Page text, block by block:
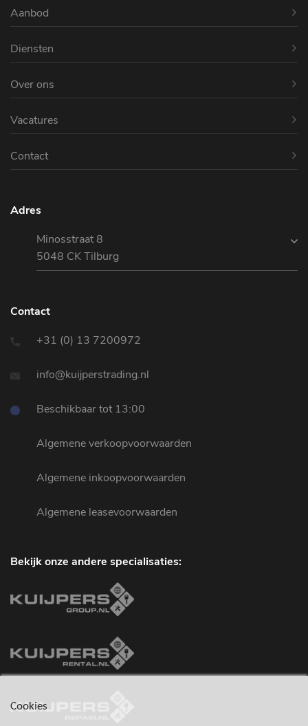
Aanbod
Diensten
Over ons
Vacatures
Contact
Adres
Minosstraat 8
5048 CK Tilburg
Contact
+31 (0) 13 7200972
info@kuijperstrading.nl
Beschikbaar tot 13:00
Algemene verkoopvoorwaarden
Algemene inkoopvoorwaarden
Algemene leasevoorwaarden
Bekijk onze andere specialisaties:
Cookies